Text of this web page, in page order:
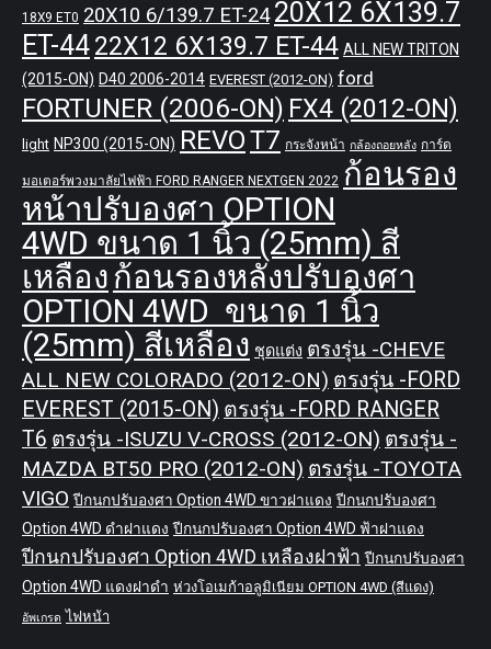
18X9 ET0 20X10 6/139.7 ET-24 20X12 6X139.7
ET-4422X12 6X139.7 ET-44 ALL NEW TRITON
(2015-ON) D40 2006-2014 EVEREST (2012-ON) ford
FORTUNER (2006-ON) FX4 (2012-ON)
light NP300 (2015-ON) REVOT7 กระจังหน้า กล้องถอยหลัง การ์ด
มอเตอร์พวงมาลัยไฟฟ้า FORD RANGER NEXTGEN 2022 ก้อนรอง
หน้าปรับองศา OPTION
4WD ขนาด 1 นิ้ว (25mm) สี
เหลือง ก้อนรองหลังปรับองศา
OPTION 4WD ขนาด 1 นิ้ว
(25mm) สีเหลือง ชุดแต่ง ตรงรุ่น -CHEVE
ALL NEW COLORADO (2012-ON) ตรงรุ่น -FORD
EVEREST (2015-ON) ตรงรุ่น -FORD RANGER
T6 ตรงรุ่น -ISUZU V-CROSS (2012-ON) ตรงรุ่น -
MAZDA BT50 PRO (2012-ON) ตรงรุ่น -TOYOTA
VIGO ปีกนกปรับองศา Option 4WD ขาวฝาแดง ปีกนกปรับองศา
Option 4WD ดำฝาแดง ปีกนกปรับองศา Option 4WD ฟ้าฝาแดง
ปีกนกปรับองศา Option 4WD เหลืองฝาฟ้า ปีกนกปรับองศา
Option 4WD แดงฝาดำ ห่วงโอเมก้าอลูมิเนียม OPTION 4WD (สีแดง)
อัพเกรด ไฟหน้า